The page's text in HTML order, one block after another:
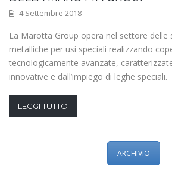
4 Settembre 2018
La Marotta Group opera nel settore delle
metalliche per usi speciali realizzando
tecnologicamente avanzate,
innovative e dall’impiego di leghe speciali.
LEGGI TUTTO
ARCHIVIO